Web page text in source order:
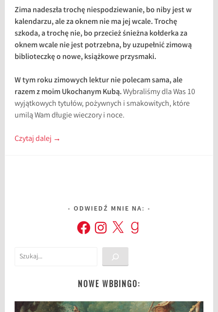
Zima nadeszła trochę niespodziewanie, bo niby jest w
kalendarzu, ale za oknem nie ma jej wcale. Trochę
szkoda, a trochę nie, bo przecież śnieżna kołderka za
oknem wcale nie jest potrzebna, by uzupełnić zimową
biblioteczkę o nowe, książkowe przysmaki.
W tym roku zimowych lektur nie polecam sama, ale
razem z moim Ukochanym Kubą.Wybraliśmy dla Was 10
wyjątkowych tytułów, pożywnych i smakowitych, które
umilą Wam długie wieczory i noce.
Czytaj dalej →
ODWIEDŹ MNIE NA:
FacebookInstagram
X Goodreads
Szukaj
NOWE WBBINGO: